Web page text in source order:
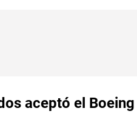
aceptó el